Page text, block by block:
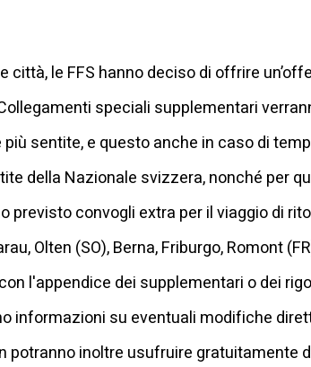
le FFS hanno deciso di offrire
speciali supplementari
sentite, e questo anche in caso di
della Nazionale svizzera, nonché per
previsto convogli extra per il viaggio di
Olten (SO), Berna, Friburgo, Romont
l'appendice dei supplementari o dei
informazioni su eventuali modifiche
potranno inoltre usufruire gratuitamente